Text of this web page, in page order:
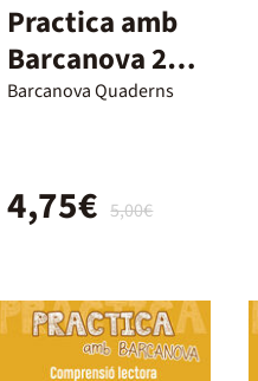
Practica amb
Barcanova 21.
Comprensió
Barcanova Quaderns
5,00€
4,75€